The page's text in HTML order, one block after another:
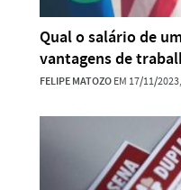
Qual o salário de
vantagens de
FELIPE MATOZOEM 17/11/